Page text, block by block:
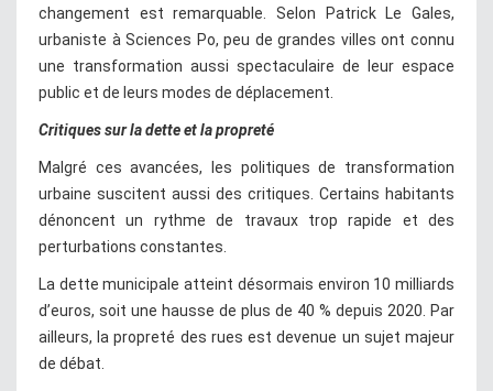
changement est remarquable. Selon Patrick Le Gales,
urbaniste à Sciences Po, peu de grandes villes ont connu
une transformation aussi spectaculaire de leur espace
public et de leurs modes de déplacement.
Critiques sur la dette et la propreté
Malgré ces avancées, les politiques de transformation
urbaine suscitent aussi des critiques. Certains habitants
dénoncent un rythme de travaux trop rapide et des
perturbations constantes.
La dette municipale atteint désormais environ 10 milliards
d’euros, soit une hausse de plus de 40 % depuis 2020. Par
ailleurs, la propreté des rues est devenue un sujet majeur
de débat.